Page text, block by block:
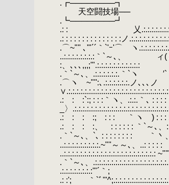
.┏────────┓
天空闘技場──
.┗────────┛
.: :
乂
.: : : : : : : : : : : : : : :ノ
.⌒~"'' ､'"´´｀`'ｰ'⌒ ヽ
..:.:.:.:.:.:.:.:｀`～､、 ィ(
:、､､､,,,;'".:.:.:.:.:.:.:.:.:.:.:
.｀`～､、.:.:.:.:.:.:.｀`ヽ ′`ヽ
.⌒ヽ ~"'':､.:.:.:.:.:.:.ノ､､､ノ
.: : :`:; : : :｀ヽ、.:.:.｀､ : : : :
_〉
.: : : :; : : :
｀ヽ ) : : :
.: : : :、 : : : : : : ｀`～､、:
.｀`～､、`､ : : : : : : : :
｀
..:.:.:.:.:.:.:.:.:.~"''～～､、..: : :
..:.:.:.:.:.:.:.:.:.:.:.:.:.:.:.:.:.:.:.:.:.:.:
.｀`～､、
.:.:.:.:.:.:.:.:'"´
.: :'; ｀`ﾞ